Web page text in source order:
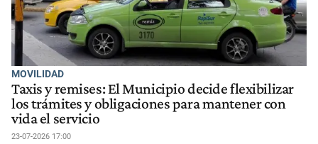
MOVILIDAD
Taxis y remises: El Municipio decide flexibilizar
los trámites y obligaciones para mantener con
vida el servicio
23-07-2026 17:00